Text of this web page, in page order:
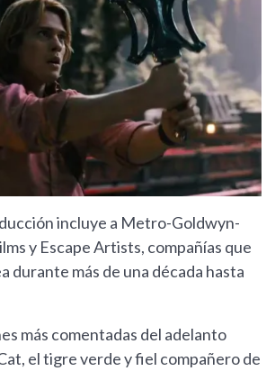
incluye a Metro-Goldwyn-
y Escape Artists, compañías que
durante más de una década hasta
más comentadas del adelanto
el tigre verde y fiel compañero de